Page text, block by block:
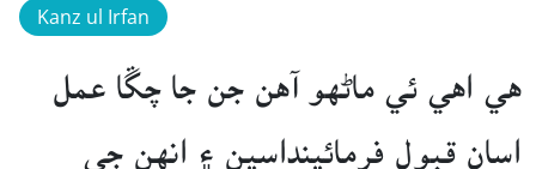
Kanz ul Irfan
هي اهي ئي ماڻهو آهن جن جا چڱا عمل
اسان قبول فرمائينداسين ۽ انهن جي